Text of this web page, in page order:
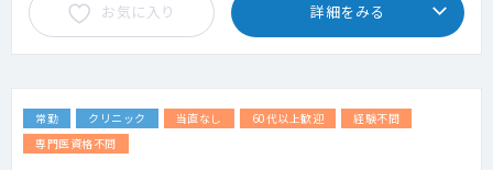
お気に入り 詳細をみる
常勤 クリニック 当直なし 60代以上歓迎
経験不問
専門医資格不問